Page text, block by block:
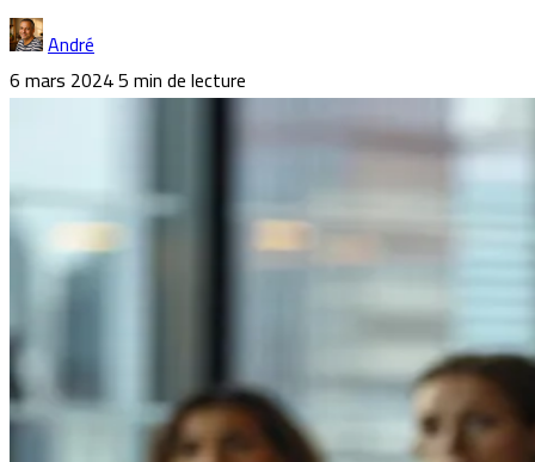
André
6 mars 20245 min de lecture